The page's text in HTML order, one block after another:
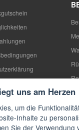
uns am Herzen
um die
Inhalte zu
Sie der Verwendung